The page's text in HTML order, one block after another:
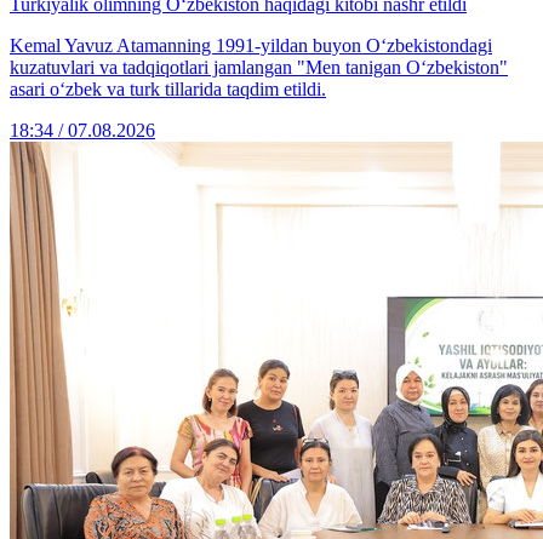
Turkiyalik olimning O‘zbekiston haqidagi kitobi nashr etildi
Kemal Yavuz Atamanning 1991-yildan buyon O‘zbekistondagi
kuzatuvlari va tadqiqotlari jamlangan "Men tanigan O‘zbekiston"
asari o‘zbek va turk tillarida taqdim etildi.
18:34 / 07.08.2026